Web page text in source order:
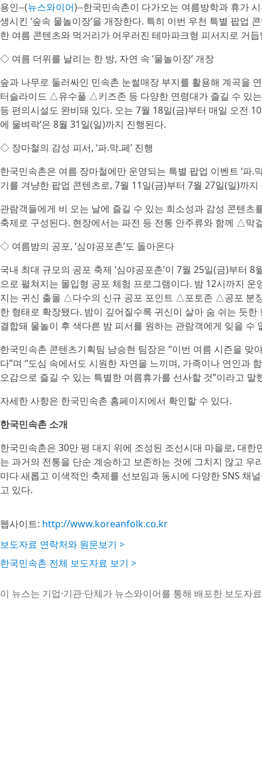
용인--(뉴스와이어)--한국민속촌이 다가오는 여름방학과 휴가
생시킨 ‘숲속 물놀이장’을 개장한다. 특히 이번 우천 특별 팝업
한 여름 콘텐츠와 먹거리가 어우러진 테마파크형 피서지로 거
◇ 여름 더위를 날리는 한 방, 자연 속 ‘물놀이장’ 개장
숲과 나무로 둘러싸인 민속촌 눈썰매장 부지를 활용해 계곡을
터슬라이드 △유수풀 △키즈존 등 다양한 연령대가 즐길 수 있
등 편의시설도 완비돼 있다. 오는 7월 18일(금)부터 매일 오전
에 물벼락’은 8월 31일(일)까지 진행된다.
◇ 장마철의 감성 피서, ‘파.막.페’ 진행
한국민속촌은 여름 장마철에만 운영되는 특별 팝업 이벤트 ‘파.
기를 겨냥한 팝업 콘텐츠로, 7월 11일(금)부터 7월 27일(일)까
관람객들에게 비 오는 날에 즐길 수 있는 희소성과 감성 콘텐
축제로 구성된다. 현장에서는 파전 등 전통 안주류와 함께 △막
◇ 여름밤의 공포, ‘심야공포촌’도 돌아온다
국내 최대 규모의 공포 축제 ‘심야공포촌’이 7월 25일(금)부터
으로 펼쳐지는 몰입형 공포 체험 프로그램이다. 밤 12시까지
지는 귀신 출몰 △다수의 신규 공포 포인트 △포토존 △공포 분
한 형태로 확장됐다. 밤이 깊어질수록 귀신이 살아 숨 쉬는 듯
결합돼 물놀이 후 색다른 밤 피서를 원하는 관람객에게 잊을 수
한국민속촌 콘텐츠기획팀 남승현 팀장은 “이번 여름 시즌을
다”며 “도심 속에서도 시원한 자연을 느끼며, 가족이나 연인과
오감으로 즐길 수 있는 특별한 여름휴가를 선사할 것”이라고 말
자세한 사항은 한국민속촌 홈페이지에서 확인할 수 있다.
한국민속촌 소개
한국민속촌은 30만 평 대지 위에 조성된 조선시대 마을로, 대
는 과거의 전통을 단순 계승하고 보존하는 것에 그치지 않고
마다 새롭고 이색적인 축제를 선보임과 동시에 다양한 SNS 채
고 있다.
웹사이트: http://www.koreanfolk.co.kr
보도자료 연락처와 원문보기 >
한국민속촌 전체 보도자료 보기 >
이 뉴스는 기업·기관·단체가 뉴스와이어를 통해 배포한 보도자